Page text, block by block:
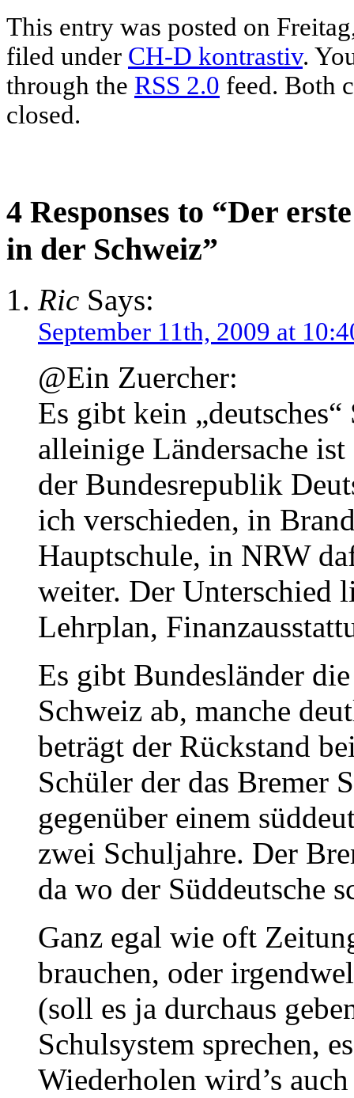
This entry was posted on
filed under CH-D kontrastiv.
through the RSS 2.0 feed. Both
closed.
4 Responses to “Der
in der Schweiz”
Ric Says:
September 11th, 2009 at
@Ein Zuercher:
Es gibt kein
alleinige Ländersache
der Bundesrepublik
ich verschieden, in
Hauptschule, in NRW
weiter. Der Unterschied
Lehrplan,
Es gibt Bundesländer
Schweiz ab, manche
beträgt der Rückstand
Schüler der das Bremer
gegenüber einem
zwei Schuljahre. Der
da wo der Süddeutsche
Ganz egal wie oft
brauchen, oder
(soll es ja durchaus
Schulsystem sprechen,
Wiederholen wird’s